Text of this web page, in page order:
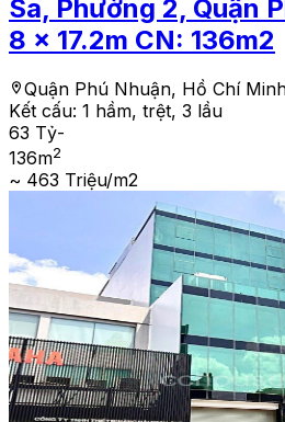
Sa, Phường 2, Quận
8 x 17.2m CN: 136m2
Quận Phú Nhuận, Hồ Chí
Kết cấu: 1 hầm, trệt, 3 lầu
63 Tỷ-
136m2
~ 463 Triệu/m2